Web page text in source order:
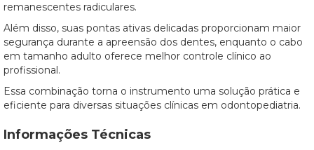
remanescentes radiculares.
Além disso, suas pontas ativas delicadas proporcionam maior
segurança durante a apreensão dos dentes, enquanto o cabo
em tamanho adulto oferece melhor controle clínico ao
profissional.
Essa combinação torna o instrumento uma solução prática e
eficiente para diversas situações clínicas em odontopediatria.
Informações Técnicas